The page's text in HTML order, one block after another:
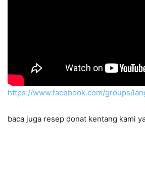
https://www.facebook.com/groups/
baca juga resep donat kentang kami